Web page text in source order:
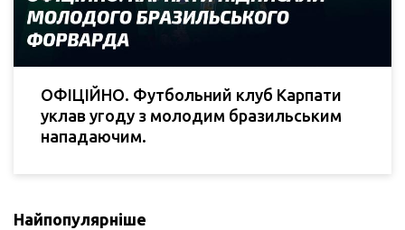
ОФІЦІЙНО. Футбольний клуб Карпати
уклав угоду з молодим бразильським
нападаючим.
Найпопулярніше